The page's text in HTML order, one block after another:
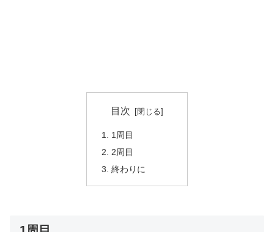
目次
1周目
2周目
終わりに